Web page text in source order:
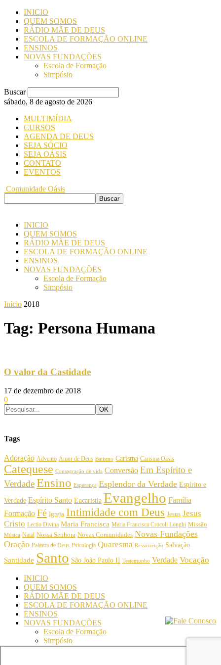
INICIO
QUEM SOMOS
RÁDIO MÃE DE DEUS
ESCOLA DE FORMAÇÃO ONLINE
ENSINOS
NOVAS FUNDAÇÕES
Escola de Formação
Simpósio
Buscar
sábado, 8 de agosto de 2026
MULTIMÍDIA
CURSOS
AGENDA DE DEUS
SEJA SÓCIO
SEJA OÁSIS
CONTATO
EVENTOS
Comunidade Oásis
INICIO
QUEM SOMOS
RÁDIO MÃE DE DEUS
ESCOLA DE FORMAÇÃO ONLINE
ENSINOS
NOVAS FUNDAÇÕES
Escola de Formação
Simpósio
Início 2018
Tag: Persona Humana
O valor da Castidade
17 de dezembro de 2018
0
Tags
Adoração Advento Amor de Deus Batismo Carisma Carisma Oásis
Catequese Consagração de vida Conversão Em Espírito e
VerdadeEnsino Esperança Esplendor da Verdade Espírito e
Verdade Espírito Santo Eucaristia Evangelho Família
Formação Fé Igreja Intimidade com Deus Jesus Jesus
Cristo Lectio Divina Maria Francisca Maria Francisca Crocoli Longhi Missão
Música Natal Nossa Senhora Novas Comunidades Novas Fundações
Oração Palavra de Deus Psicologia Quaresma Ressurreição Salvação
Santidade Santo São João Paulo II Testemunho Verdade Vocação
INICIO
QUEM SOMOS
RÁDIO MÃE DE DEUS
ESCOLA DE FORMAÇÃO ONLINE
ENSINOS
NOVAS FUNDAÇÕES
Escola de Formação
Simpósio